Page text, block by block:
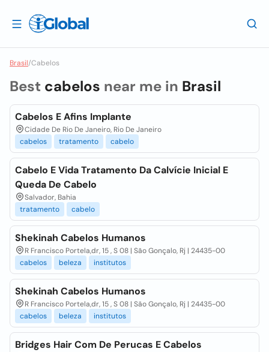
Brasil/Cabelos
Best cabelos near me in Brasil
Cabelos E Afins Implante
Cidade De Rio De Janeiro, Rio De Janeiro
cabelos
tratamento cabelo
Cabelo E Vida Tratamento Da Calvície Inicial E
Queda De Cabelo
Salvador, Bahia
tratamento
cabelo
Shekinah Cabelos Humanos
R Francisco Portela,dr, 15 , S 08 | São Gonçalo, Rj | 24435-00
cabelos
beleza institutos
Shekinah Cabelos Humanos
R Francisco Portela,dr, 15 , S 08 | São Gonçalo, Rj | 24435-00
cabelos
beleza institutos
Bridges Hair Com De Perucas E Cabelos